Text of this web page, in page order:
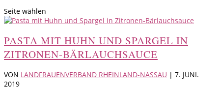
Seite wählen
PASTA MIT HUHN UND SPARGEL IN
ZITRONEN-BÄRLAUCHSAUCE
VON LANDFRAUENVERBAND RHEINLAND-NASSAU | 7. JUNI.
2019